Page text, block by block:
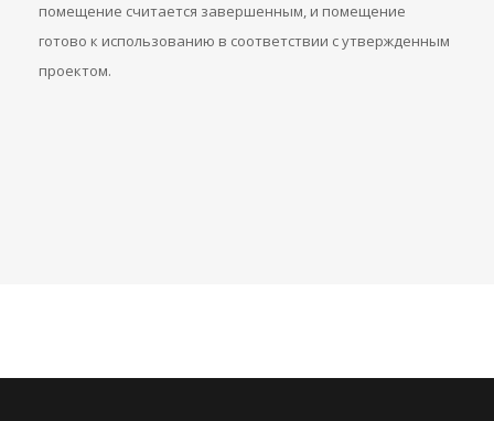
помещение считается завершенным, и помещение
готово к использованию в соответствии с утвержденным
проектом.